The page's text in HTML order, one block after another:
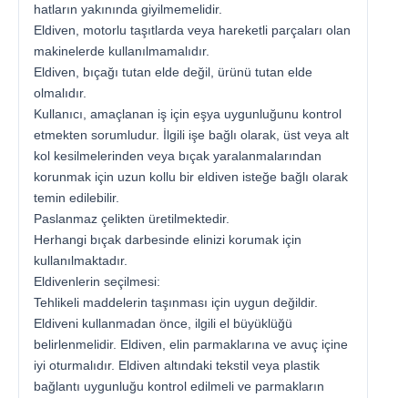
hatların yakınında giyilmemelidir.
Eldiven, motorlu taşıtlarda veya hareketli parçaları olan
makinelerde kullanılmamalıdır.
Eldiven, bıçağı tutan elde değil, ürünü tutan elde
olmalıdır.
Kullanıcı, amaçlanan iş için eşya uygunluğunu kontrol
etmekten sorumludur. İlgili işe bağlı olarak, üst veya alt
kol kesilmelerinden veya bıçak yaralanmalarından
korunmak için uzun kollu bir eldiven isteğe bağlı olarak
temin edilebilir.
Paslanmaz çelikten üretilmektedir.
Herhangi bıçak darbesinde elinizi korumak için
kullanılmaktadır.
Eldivenlerin seçilmesi:
Tehlikeli maddelerin taşınması için uygun değildir.
Eldiveni kullanmadan önce, ilgili el büyüklüğü
belirlenmelidir. Eldiven, elin parmaklarına ve avuç içine
iyi oturmalıdır. Eldiven altındaki tekstil veya plastik
bağlantı uygunluğu kontrol edilmeli ve parmakların